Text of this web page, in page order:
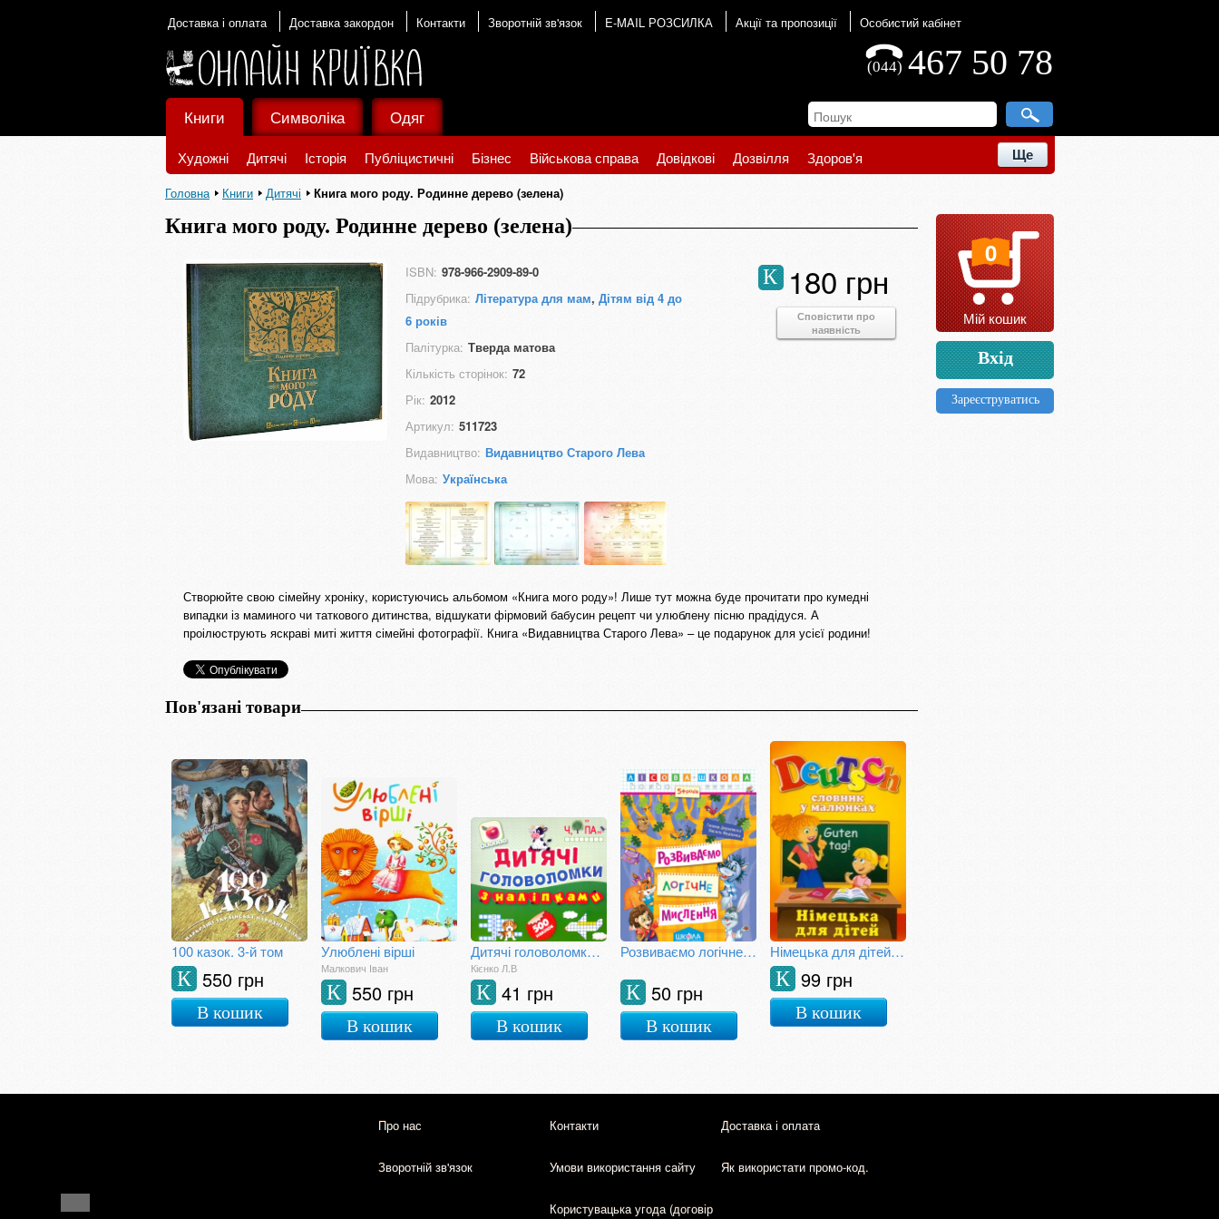
Доставка і оплата Доставка закордон Контакти Зворотній зв'язок E-MAIL РОЗСИЛКА Акції та пропозиції Особистий кабінет
467 50 78
(044)
Книги
Художні Дитячі Історія Публіцистичні Бізнес Військова справа Довідкові Дозвілля Здоров'я Ще
Символіка Одяг
Головна Книги Дитячі Книга мого роду. Родинне дерево (зелена)
Книга мого роду. Родинне дерево (зелена)
ISBN: 978-966-2909-89-0
Підрубрика: Література для мам, Дітям від 4 до
6 років
Палітурка: Тверда матова
Кількість сторінок: 72
Рік: 2012
Артикул: 511723
Видавництво: Видавництво Старого Лева
Мова: Українська
180 грн
К
Сповістити про
наявність
Створюйте свою сімейну хроніку, користуючись альбомом «Книга мого роду»! Лише тут можна буде прочитати про кумедні
випадки із маминого чи таткового дитинства, відшукати фірмовий бабусин рецепт чи улюблену пісню прадідуся. А
проілюструють яскраві миті життя сімейні фотографії. Книга «Видавництва Старого Лева» – це подарунок для усієї родини!
Пов'язані товари
100 казок. 3-й том
550 грн
К
В кошик
Улюблені вірші
Малкович Іван
550 грн
К
В кошик
Дитячі головоломки з наліпками. Книга 1
Кієнко Л.В
41 грн
К
В кошик
Розвиваємо логічне мислення
50 грн
К
В кошик
Німецька для дітей: Словник у малюнках. Deutsch
99 грн
К
В кошик
0
Мій кошик
Вхід
Зареєструватись
Про нас Контакти Доставка і оплата
Зворотній зв'язок Умови використання сайту Як використати промо-код.
Користувацька угода (договір